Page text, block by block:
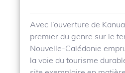
Avec l’ouverture de
premier du genre sur le
Nouvelle-Calédonie
la voie du tourisme